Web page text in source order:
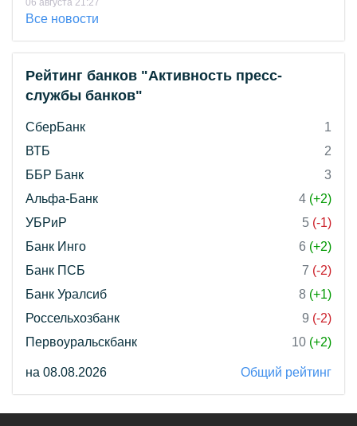
06 августа 21:27
Все новости
Рейтинг банков "Активность пресс-
службы банков"
СберБанк
1
ВТБ
2
ББР Банк
3
Альфа-Банк
4 (+2)
УБРиР
5 (-1)
Банк Инго
6 (+2)
Банк ПСБ
7 (-2)
Банк Уралсиб
8 (+1)
Россельхозбанк
9 (-2)
Первоуральскбанк
10 (+2)
на 08.08.2026 Общий рейтинг